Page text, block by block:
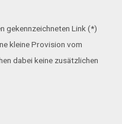
gekennzeichneten Link (*)
kleine Provision vom
dabei keine zusätzlichen